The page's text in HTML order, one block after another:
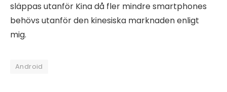
släppas utanför Kina då fler mindre smartphones
behövs utanför den kinesiska marknaden enligt
mig.
Android